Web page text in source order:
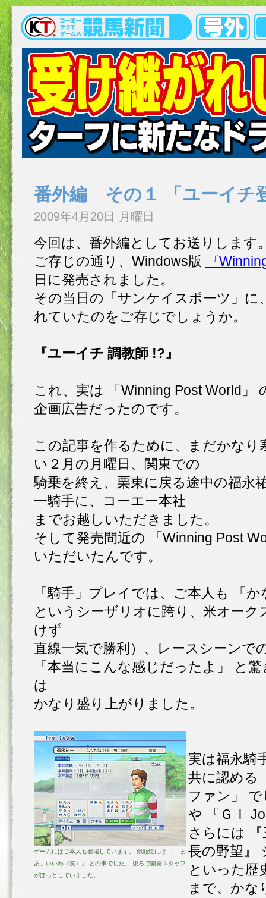
番外編 その１ 「ユーイチ
2009年4月20日 月曜日
今回は、番外編としてお送りします
ご存じの通り、Windows版
『
日に発売されました。
その当日の「サンケイスポーツ」に
れていたのをご存じでしょうか。
『ユーイチ 調教師 !?』
これ、実は 「Winning Post World」
企画広告だったのです。
この記事を作るために、まだかなり
い２月の月曜日、関東での
騎乗を終え、栗東に戻る途中の福永
一騎手に、コーエー本社
までお越しいただきました。
そして発売間近の 「Winning Post
いただいたんです。
「騎手」プレイでは、ご本人も 「
というシーザリオに跨り、米オーク
けず
直線一気で勝利）、レースシーンで
「本当にこんな感じだったよ」 と
は
かなり盛り上がりました。
ゲームにはご本人も登場しています。 似顔絵には 「…ま
あ、いいわ（笑）」 との事でした。 後ろで開発スタッフ
がほっとしていました。
実は福永騎
共に認める
ファン」
や 『ＧⅠ
さらには
長の野望』
といった歴
まで、かな